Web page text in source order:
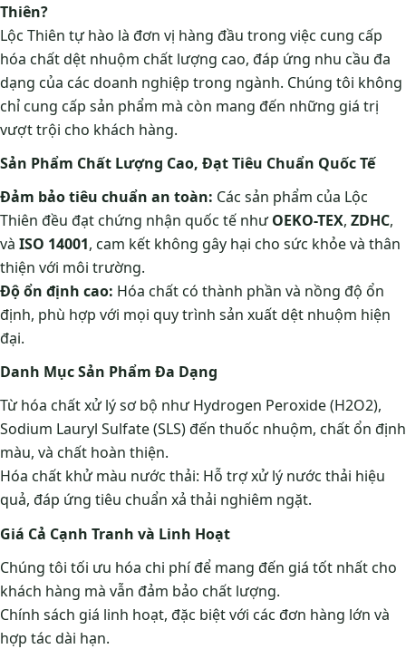
Thiên?
Lộc Thiên tự hào là đơn vị hàng đầu trong việc cung cấp
hóa chất dệt nhuộm chất lượng cao, đáp ứng nhu cầu đa
dạng của các doanh nghiệp trong ngành. Chúng tôi không
chỉ cung cấp sản phẩm mà còn mang đến những giá trị
vượt trội cho khách hàng.
Sản Phẩm Chất Lượng Cao, Đạt Tiêu Chuẩn Quốc Tế
Đảm bảo tiêu chuẩn an toàn: Các sản phẩm của Lộc
Thiên đều đạt chứng nhận quốc tế nhưOEKO-TEX, ZDHC,
và ISO 14001, cam kết không gây hại cho sức khỏe và thân
thiện với môi trường.
Độ ổn định cao: Hóa chất có thành phần và nồng độ ổn
định, phù hợp với mọi quy trình sản xuất dệt nhuộm hiện
đại.
Danh Mục Sản Phẩm Đa Dạng
Từ hóa chất xử lý sơ bộ như Hydrogen Peroxide (H2O2),
Sodium Lauryl Sulfate (SLS) đến thuốc nhuộm, chất ổn định
màu, và chất hoàn thiện.
Hóa chất khử màu nước thải: Hỗ trợ xử lý nước thải hiệu
quả, đáp ứng tiêu chuẩn xả thải nghiêm ngặt.
Giá Cả Cạnh Tranh và Linh Hoạt
Chúng tôi tối ưu hóa chi phí để mang đến giá tốt nhất cho
khách hàng mà vẫn đảm bảo chất lượng.
Chính sách giá linh hoạt, đặc biệt với các đơn hàng lớn và
hợp tác dài hạn.